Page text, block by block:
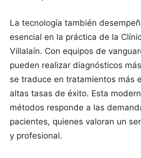
La tecnología también
esencial en la práctica de la
Villalaín. Con equipos de
pueden realizar diagnósticos
se traduce en tratamientos más
altas tasas de éxito. Esta
métodos responde a las
pacientes, quienes valoran un
y profesional.